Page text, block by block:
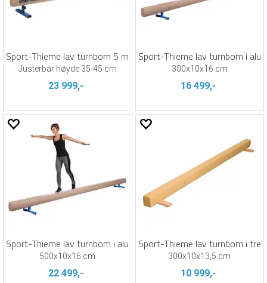
Sport-Thieme lav turnbom 5 m
Justerbar høyde 35-45 cm
23 999,-
Sport-Thieme lav turnbom i alu
300x10x16 cm
16 499,-
Sport-Thieme lav turnbom i alu
500x10x16 cm
22 499,-
Sport-Thieme lav turnbom i tre
300x10x13,5 cm
10 999,-